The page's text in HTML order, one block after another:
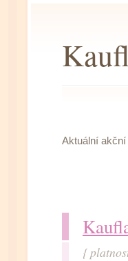
Aktuální akční
{